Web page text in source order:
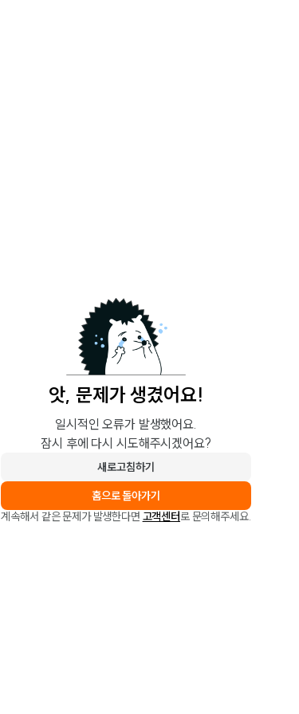
앗, 문제가 생겼어요!
일시적인 오류가 발생했어요.
잠시 후에 다시 시도해주시겠어요?
새로고침하기
홈으로 돌아가기
계속해서 같은 문제가 발생한다면 고객센터로 문의해주세요.